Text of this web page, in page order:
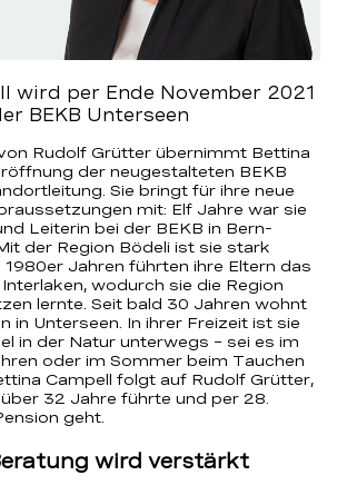
wird per Ende November 2021
BEKB Unterseen
Rudolf Grütter übernimmt Bettina
der neugestalteten BEKB
Sie bringt für ihre neue
mit: Elf Jahre war sie
Leiterin bei der BEKB in Bern-
der Region Bödeli ist sie stark
Jahren führten ihre Eltern das
wodurch sie die Region
lernte. Seit bald 30 Jahren wohnt
in Unterseen. In ihrer Freizeit ist sie
in der Natur unterwegs – sei es im
oder im Sommer beim Tauchen
Campell folgt auf Rudolf Grütter,
32 Jahre führte und per 28.
geht.
wird verstärkt